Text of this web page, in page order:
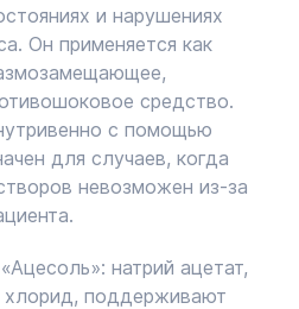
и нарушениях
Он применяется как
средство.
с помощью
для случаев, когда
невозможен из-за
натрий ацетат,
хлорид, поддерживают